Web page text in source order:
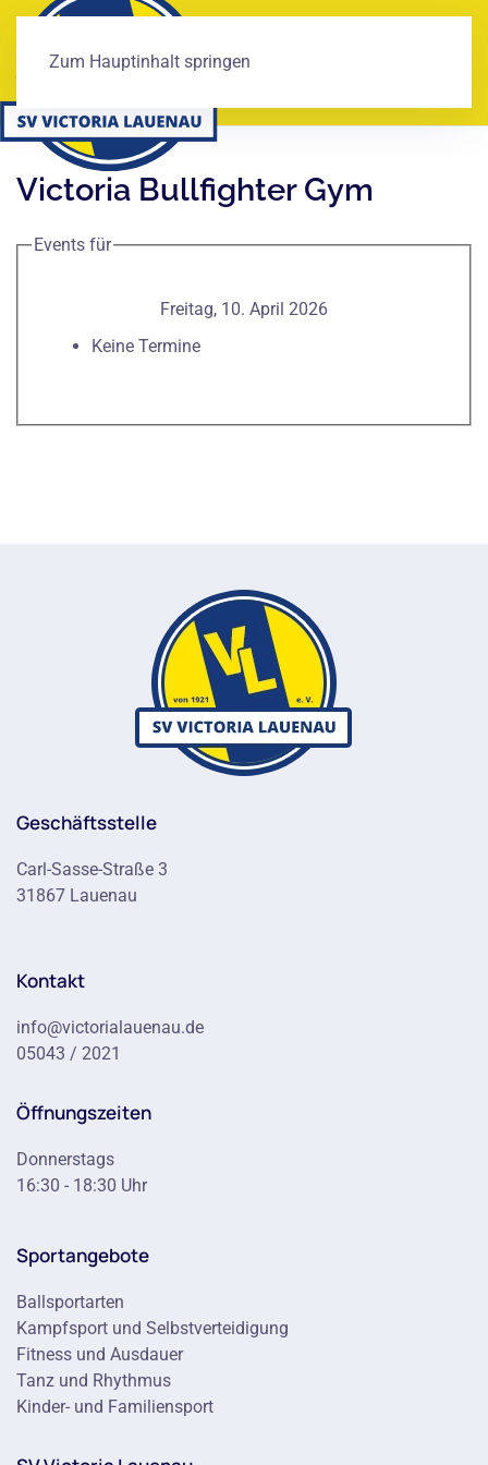
Zum Hauptinhalt springen
Victoria Bullfighter Gym
Events für
Freitag, 10. April 2026
Keine Termine
Geschäftsstelle
Carl-Sasse-Straße 3
31867 Lauenau
Kontakt
info@victorialauenau.de
05043 / 2021
Öffnungszeiten
Donnerstags
16:30 - 18:30 Uhr
Sportangebote
Ballsportarten
Kampfsport und Selbstverteidigung
Fitness und Ausdauer
Tanz und Rhythmus
Kinder- und Familiensport